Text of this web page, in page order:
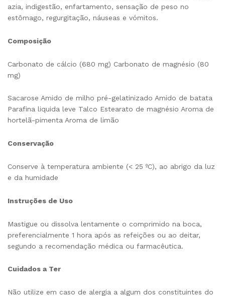
azia, indigestão, enfartamento, sensação de peso no
estômago, regurgitação, náuseas e vómitos.
Composição
Carbonato de cálcio (680 mg) Carbonato de magnésio (80
mg)
Sacarose Amido de milho pré-gelatinizado Amido de batata
Parafina liquida leve Talco Estearato de magnésio Aroma de
hortelã-pimenta Aroma de limão
Conservação
Conserve à temperatura ambiente (< 25 ºC), ao abrigo da luz
e da humidade
Instruções de Uso
Mastigue ou dissolva lentamente o comprimido na boca,
preferencialmente 1 hora após as refeições ou ao deitar,
segundo a recomendação médica ou farmacêutica.
Cuidados a Ter
Não utilize em caso de alergia a algum dos constituintes do